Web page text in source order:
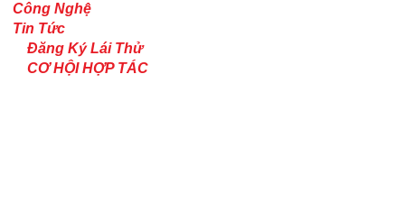
Công Nghệ
Tin Tức
Đăng Ký Lái Thử
CƠ HỘI HỢP TÁC